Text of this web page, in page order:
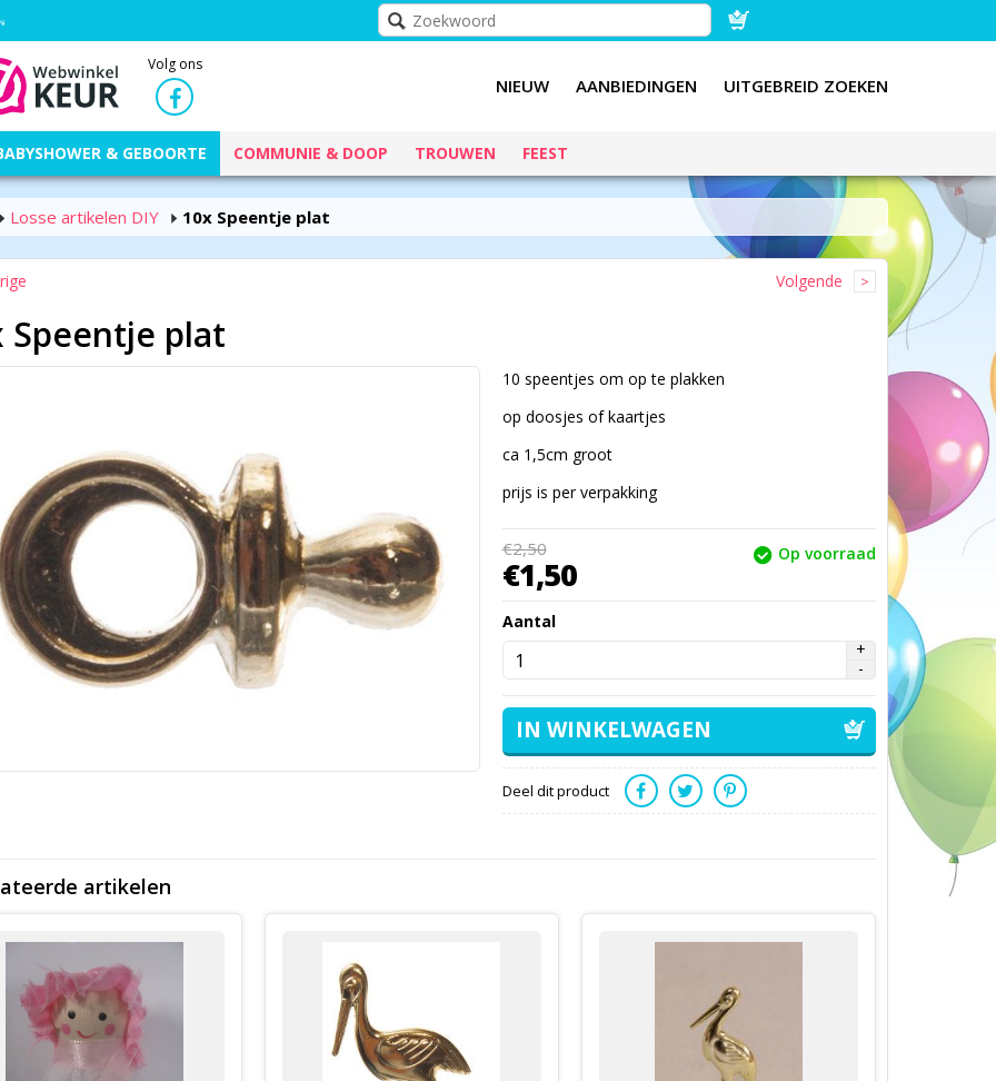
Volg ons
NIEUW AANBIEDINGEN UITGEBREID ZOEKEN
& GEBOORTE COMMUNIE & DOOP TROUWEN FEEST
Losse artikelen DIY 10x Speentje plat
Volgende
Speentje plat
10 speentjes om op te plakken
op doosjes of kaartjes
ca 1,5cm groot
prijs is per verpakking
€2,50
€1,50
Op voorraad
Aantal
Deel dit product
artikelen